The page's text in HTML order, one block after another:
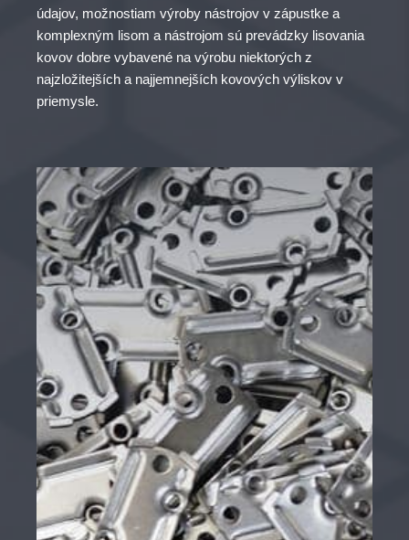
údajov, možnostiam výroby nástrojov v zápustke a
komplexným lisom a nástrojom sú prevádzky lisovania
kovov dobre vybavené na výrobu niektorých z
najzložitejších a najjemnejších kovových výliskov v
priemysle.